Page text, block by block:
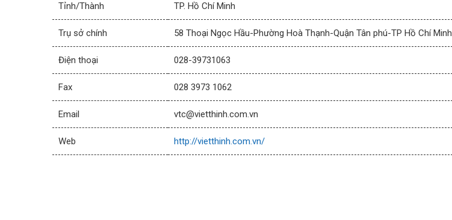
Tỉnh/Thành TP. Hồ Chí Minh
Trụ sở chính 58 Thoại Ngọc Hầu-Phường Hoà Thạnh-Quận Tân phú-TP Hồ Chí Minh
Điện thoại 028-39731063
Fax 028 3973 1062
Email vtc@vietthinh.com.vn
Web http://vietthinh.com.vn/